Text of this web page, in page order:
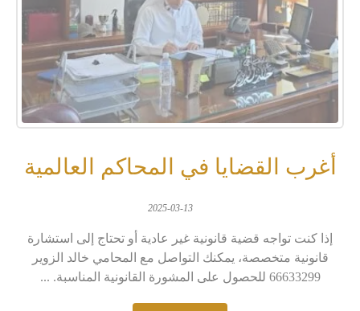
أغرب القضايا في المحاكم العالمية
2025-03-13
إذا كنت تواجه قضية قانونية غير عادية أو تحتاج إلى استشارة
قانونية متخصصة، يمكنك التواصل مع المحامي خالد الزوير
66633299 للحصول على المشورة القانونية المناسبة. ...